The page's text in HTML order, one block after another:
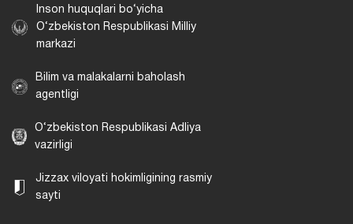
Inson huquqlari bo‘yicha
O‘zbekiston Respublikasi Milliy
markazi
Bilim va malakalarni baholash
agentligi
O‘zbekiston Respublikasi Adliya
vazirligi
Jizzax viloyati hokimligining rasmiy
sayti